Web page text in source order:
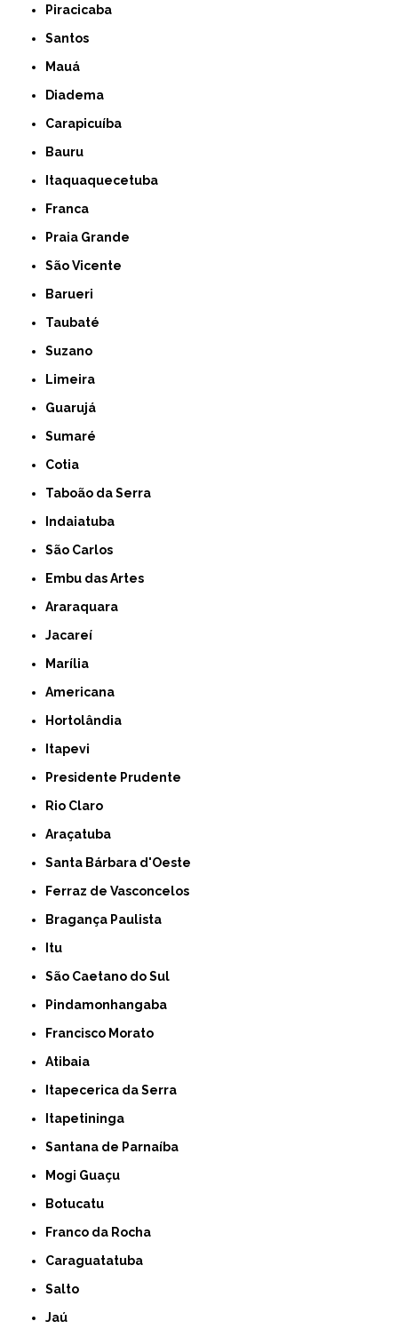
Piracicaba
Santos
Mauá
Diadema
Carapicuíba
Bauru
Itaquaquecetuba
Franca
Praia Grande
São Vicente
Barueri
Taubaté
Suzano
Limeira
Guarujá
Sumaré
Cotia
Taboão da Serra
Indaiatuba
São Carlos
Embu das Artes
Araraquara
Jacareí
Marília
Americana
Hortolândia
Itapevi
Presidente Prudente
Rio Claro
Araçatuba
Santa Bárbara d'Oeste
Ferraz de Vasconcelos
Bragança Paulista
Itu
São Caetano do Sul
Pindamonhangaba
Francisco Morato
Atibaia
Itapecerica da Serra
Itapetininga
Santana de Parnaíba
Mogi Guaçu
Botucatu
Franco da Rocha
Caraguatatuba
Salto
Jaú